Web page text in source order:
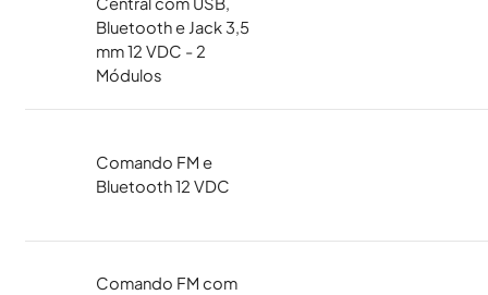
Bluetooth e Jack 3,5
mm 12 VDC - 2
Módulos
Comando FM e
Bluetooth 12 VDC
Comando FM com